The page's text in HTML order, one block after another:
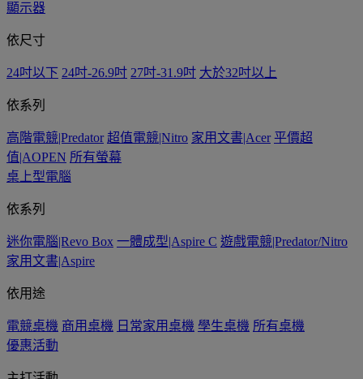
顯示器
依尺寸
24吋以下 24吋-26.9吋 27吋-31.9吋 大於32吋以上
依系列
高階電競|Predator 超值電競|Nitro 家用文書|Acer 平價超
值|AOPEN 所有螢幕
桌上型電腦
依系列
迷你電腦|Revo Box 一體成型|Aspire C 遊戲電競|Predator/Nitro
家用文書|Aspire
依用途
電競桌機 商用桌機 日常家用桌機 學生桌機 所有桌機
優惠活動